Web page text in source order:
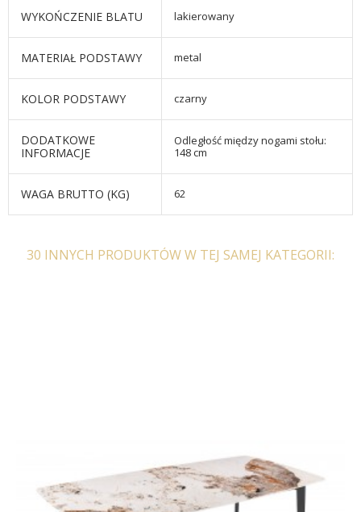
WYKOŃCZENIE BLATU lakierowany
MATERIAŁ PODSTAWY metal
KOLOR PODSTAWY czarny
DODATKOWE
INFORMACJE
Odległość między nogami stołu:
148 cm
WAGA BRUTTO (KG) 62
30 INNYCH PRODUKTÓW W TEJ SAMEJ KATEGORII: